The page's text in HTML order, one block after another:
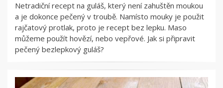
Netradiční recept na guláš, který není zahuštěn moukou
a je dokonce pečený v troubě. Namísto mouky je použit
rajčatový protlak, proto je recept bez lepku. Maso
můžeme použít hovězí, nebo vepřové. Jak si připravit
pečený bezlepkový guláš?